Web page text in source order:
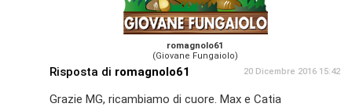
romagnolo61
(Giovane Fungaiolo)
Risposta di romagnolo61 20 Dicembre 2016 15:42
Grazie MG, ricambiamo di cuore. Max e Catia